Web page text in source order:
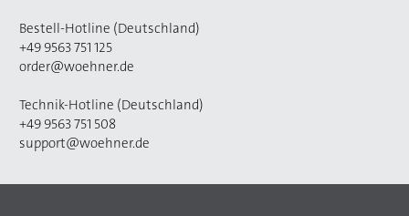
Bestell-Hotline (Deutschland)
+49 9563 751 125
order@woehner.de
Technik-Hotline (Deutschland)
+49 9563 751 508
support@woehner.de